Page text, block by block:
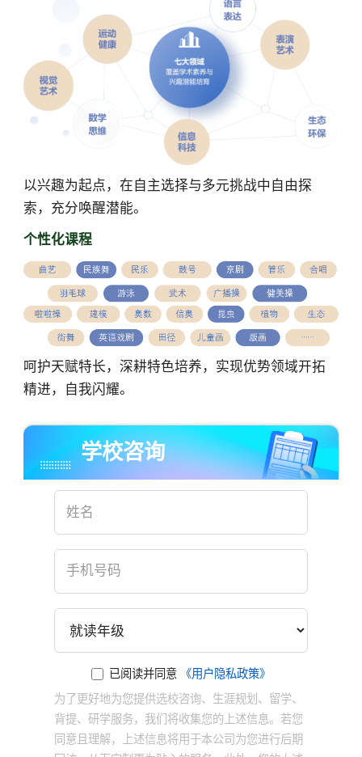
以兴趣为起点，在自主选择与多元挑战中自由探
索，充分唤醒潜能。
个性化课程
呵护天赋特长，深耕特色培养，实现优势领域开拓
精进，自我闪耀。
学校咨询
已阅读并同意
《用户隐私政策》
为了更好地为您提供选校咨询、生涯规划、留学、
背提、研学服务，我们将收集您的上述信息。若您
同意且理解，上述信息将用于本公司为您进行后期